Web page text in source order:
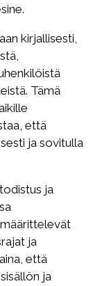
kirjallisesti,
Tämä
että
ja sovitulla
ja
ja
että
ja